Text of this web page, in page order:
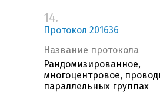
14.
Протокол 201636
Название протокола
Рандомизированное,
многоцентровое,
параллельных группах